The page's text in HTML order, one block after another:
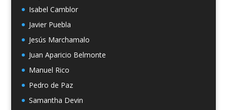
Isabel Camblor
Javier Puebla
Jesús Marchamalo
Juan Aparicio Belmonte
Manuel Rico
Pedro de Paz
Samantha Devin